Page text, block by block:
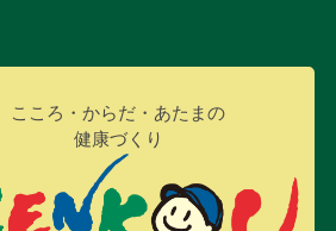
こころ・からだ・あたまの
健康づくり